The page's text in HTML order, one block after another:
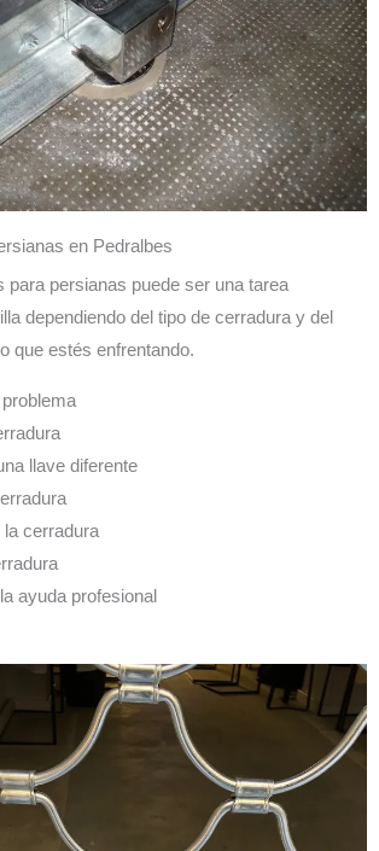
en Pedralbes
para persianas puede ser una tarea
dependiendo del tipo de cerradura y del
que estés enfrentando.
problema
llave diferente
la cerradura
ayuda profesional